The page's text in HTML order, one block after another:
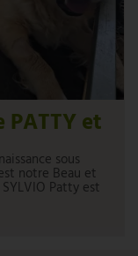
PATTY et
sous
notre Beau et
Patty est